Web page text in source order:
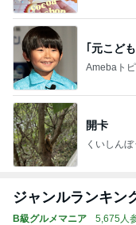
｢元こど
Amebaト
開卡
くいしん
ジャンルランキン
B級グルメマニア 5,675人